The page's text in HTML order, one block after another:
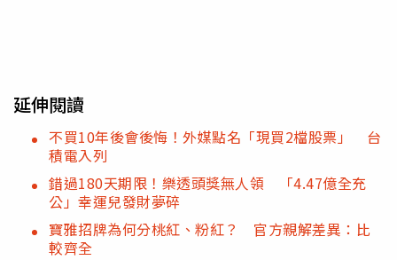
延伸閱讀
不買10年後會後悔！外媒點名「現買2檔股票」 台
積電入列
錯過180天期限！樂透頭獎無人領 「4.47億全充
公」幸運兒發財夢碎
寶雅招牌為何分桃紅、粉紅？ 官方親解差異：比
較齊全